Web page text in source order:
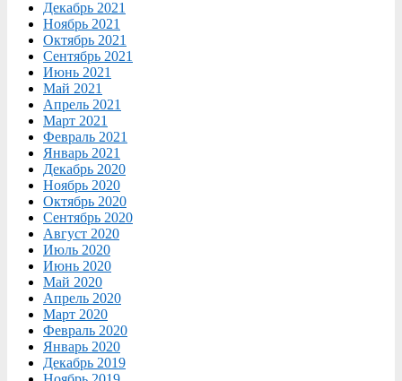
Декабрь 2021
Ноябрь 2021
Октябрь 2021
Сентябрь 2021
Июнь 2021
Май 2021
Апрель 2021
Март 2021
Февраль 2021
Январь 2021
Декабрь 2020
Ноябрь 2020
Октябрь 2020
Сентябрь 2020
Август 2020
Июль 2020
Июнь 2020
Май 2020
Апрель 2020
Март 2020
Февраль 2020
Январь 2020
Декабрь 2019